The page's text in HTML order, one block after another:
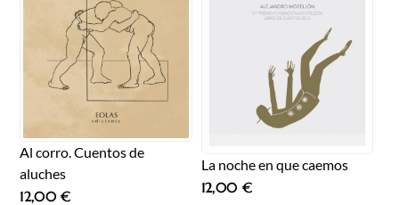
Al corro. Cuentos de
aluches
12,00€
La noche en que caemos
12,00 €